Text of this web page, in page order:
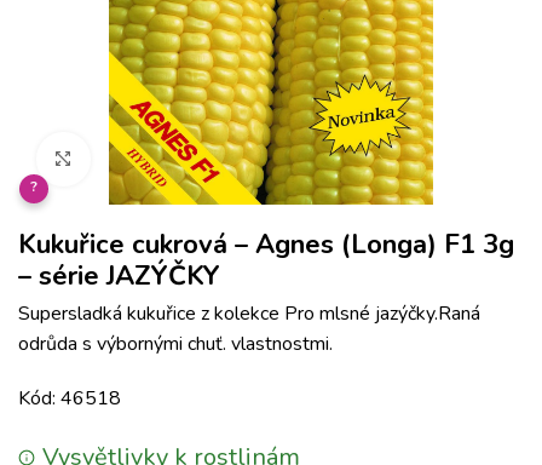
Klikněte pro zvětšení
?
Kukuřice cukrová – Agnes (Longa) F1 3g
– série JAZÝČKY
Supersladká kukuřice z kolekce Pro mlsné jazýčky.Raná
odrůda s výbornými chuť. vlastnostmi.
Kód: 46518
Vysvětlivky k rostlinám